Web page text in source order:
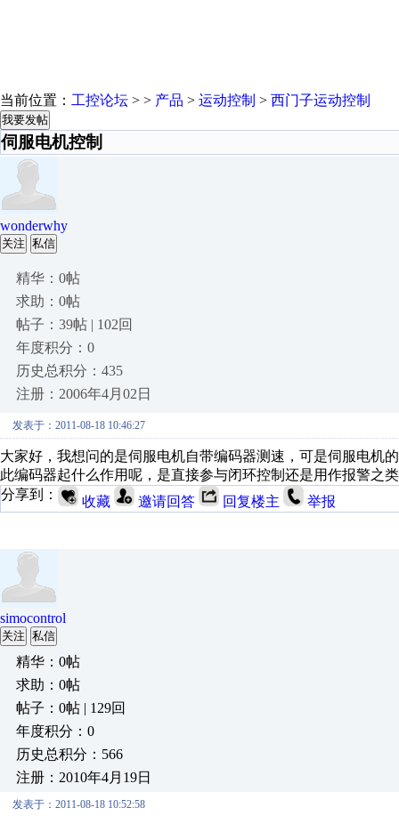
当前位置： 工控论坛 > > 产品 > 运动控制 > 西门子运动控制
我要发帖
伺服电机控制
wonderwhy
关注 私信
精华：0帖
求助：0帖
帖子：39帖 | 102回
年度积分：0
历史总积分：435
注册：2006年4月02日
发表于：2011-08-18 10:46:27
大家好，我想问的是伺服电机自带编码器测速，可是伺服电机
此编码器起什么作用呢，是直接参与闭环控制还是用作报警之
分享到：
收藏 邀请回答 回复楼主 举报
simocontrol
关注 私信
精华：0帖
求助：0帖
帖子：0帖 | 129回
年度积分：0
历史总积分：566
注册：2010年4月19日
发表于：2011-08-18 10:52:58